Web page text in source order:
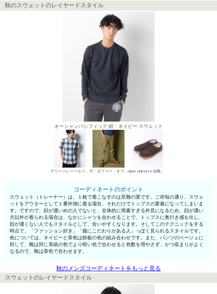
秋のスウェットのレイヤードスタイル
オーシャンパシフィック 紺・ネイビー スウェット
グリーンレーベルリラクシング シャツ ザ・ダファー・オブ・セントジョージ チノパン・綿パン nano･universe 短靴・レザーシューズ
コーディネートのポイント
スウェット（トレーナー）は、１枚で着こなすのは至難の業です。ご存知の通り、スウェ
ットをアウターとして１番外側に着る場合、それだけでトップスの要素になってしまいま
す。ですので、顔が濃いめの人でないと、全体的に簡素すぎる外見になるため、顔が濃い
方以外が着られる場合は、なかにシャツを合わせることで、トップスに奥行き感を出し、
顔が濃くない人でもスタイルとして、合いやすくなります。そしてこのテクニックをする
時点で、「ファッション好き」「服にこだわりがある人」っぽく見られるスタイルです。
色については、ネイビーと茶色は鉄板の色の組み合わせです。また、パンツのベージュに
対して、靴は同じ系統の色でより暗い色で合わせると色数を増やさず、かつ収まりがよく
なるので、靴は茶色で合わせます。
秋のメンズコーディネートをもっと見る
スウェットのレイヤードスタイル